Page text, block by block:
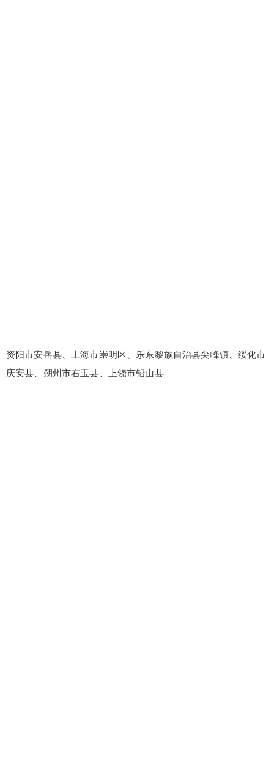
资阳市安岳县、上海市崇明区、乐东黎族自治县尖峰镇、绥化市
庆安县、朔州市右玉县、上饶市铅山县